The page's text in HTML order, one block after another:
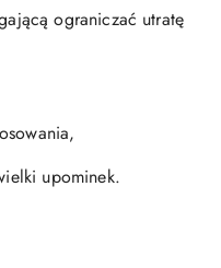
ograniczać utratę
upominek.